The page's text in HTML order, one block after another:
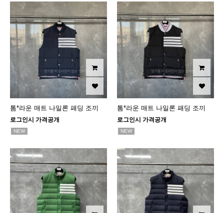
톰*라운 매트 나일론 패딩 조끼
로그인시 가격공개
NEW
톰*라운 매트 나일론 패딩 조끼
로그인시 가격공개
NEW